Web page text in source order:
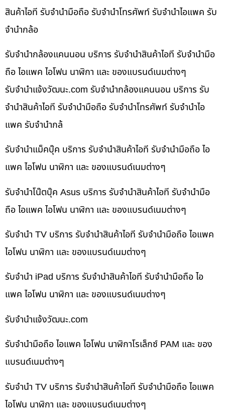
สินค้าไอที รับจำนำมือถือ รับจำนำโทรศัพท์ รับจำนำไอแพค รับ
จำนำกล้อ
รับจำนำกล้องแคนนอน บริการ รับจำนำสินค้าไอที รับจำนำมือ
ถือ ไอแพค ไอโฟน นาฬิกา และ ของแบรนด์เนมต่างๆ
รับจํานําแจ้งวัฒนะ.com รับจำนำกล้องแคนนอน บริการ รับ
จำนำสินค้าไอที รับจำนำมือถือ รับจำนำโทรศัพท์ รับจำนำไอ
แพค รับจำนำกล้
รับจำนำแม็คบุ๊ค บริการ รับจำนำสินค้าไอที รับจำนำมือถือ ไอ
แพค ไอโฟน นาฬิกา และ ของแบรนด์เนมต่างๆ
รับจำนำโน๊ตบุ๊ค Asus บริการ รับจำนำสินค้าไอที รับจำนำมือ
ถือ ไอแพค ไอโฟน นาฬิกา และ ของแบรนด์เนมต่างๆ
รับจำนำ TV บริการ รับจำนำสินค้าไอที รับจำนำมือถือ ไอแพค
ไอโฟน นาฬิกา และ ของแบรนด์เนมต่างๆ
รับจำนำ iPad บริการ รับจำนำสินค้าไอที รับจำนำมือถือ ไอ
แพค ไอโฟน นาฬิกา และ ของแบรนด์เนมต่างๆ
รับจํานําแจ้งวัฒนะ.com
รับจำนำมือถือ ไอแพค ไอโฟน นาฬิกาโรเล็กซ์ PAM และ ของ
แบรนด์เนมต่างๆ
รับจำนำ TV บริการ รับจำนำสินค้าไอที รับจำนำมือถือ ไอแพค
ไอโฟน นาฬิกา และ ของแบรนด์เนมต่างๆ